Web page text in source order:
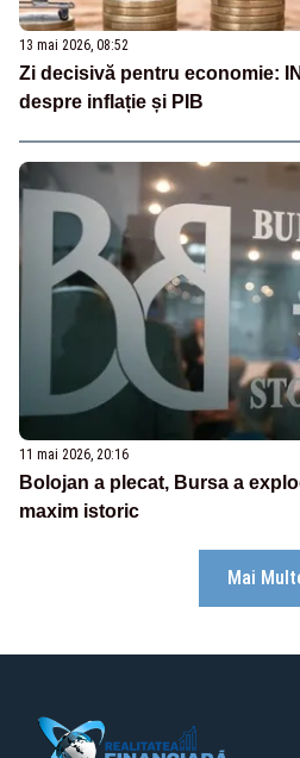
13 mai 2026, 08:52
Zi decisivă pentru economie:
despre inflație și PIB
11 mai 2026, 20:16
Bolojan a plecat, Bursa a
maxim istoric
Mai